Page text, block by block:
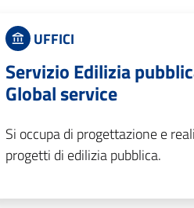
UFFICI
Servizio Edilizia
Global service
Si occupa di progettazione e
progetti di edilizia pubblica.